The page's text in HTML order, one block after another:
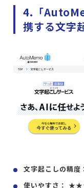
4.「
携する文字
文字起こしの
使いやすさ：